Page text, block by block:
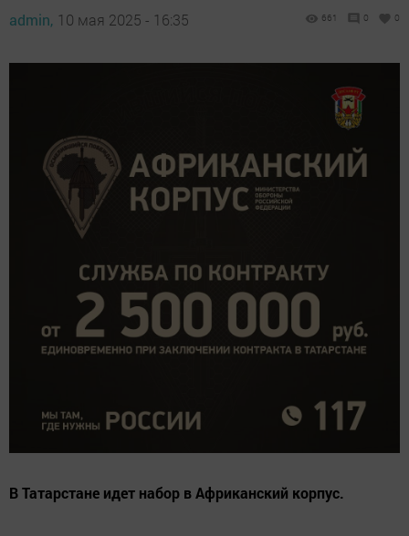
admin, 10 мая 2025 - 16:35 661 0 0
В Татарстане идет набор в Африканский корпус.